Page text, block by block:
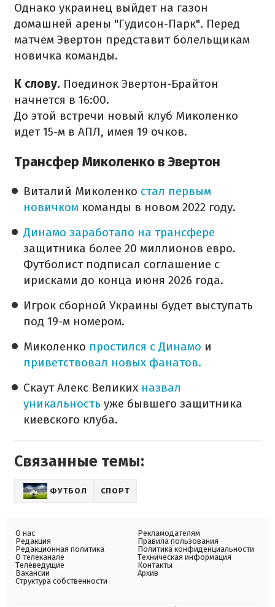
Однако украинец выйдет на газон
домашней арены "Гудисон-Парк". Перед
матчем Эвертон представит болельщикам
новичка команды.
К слову. Поединок Эвертон-Брайтон
начнется в 16:00.
До этой встречи новый клуб Миколенко
идет 15-м в АПЛ, имея 19 очков.
Трансфер Миколенко в Эвертон
Виталий Миколенко стал первым
новичком команды в новом 2022 году.
Динамо заработало на трансфере
защитника более 20 миллионов евро.
Футболист подписал соглашение с
ирисками до конца июня 2026 года.
Игрок сборной Украины будет выступать
под 19-м номером.
Миколенко простился с Динамо и
приветствовал новых фанатов.
Скаут Алекс Великих назвал
уникальность уже бывшего защитника
киевского клуба.
Связанные темы:
ФУТБОЛ СПОРТ
О нас
Редакция
Редакционная политика
О телеканале
Телеведущие
Вакансии
Структура собственности
Рекламодателям
Правила пользования
Политика конфиденциальности
Техническая информация
Контакты
Архив